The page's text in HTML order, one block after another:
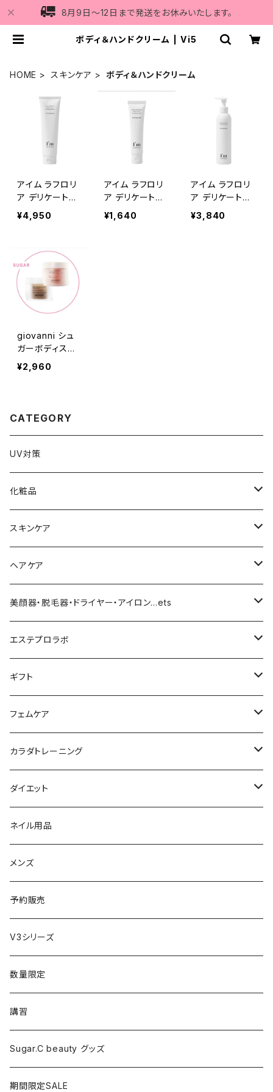
8月9日〜12日まで発送をお休みいたします。
ボディ＆ハンドクリーム | Vi5
HOME スキンケア ボディ＆ハンドクリーム
アイム ラフロリ
ア デリケートボ
ディクリームN 1
50g
¥4,950
アイム ラフロリ
ア デリケートボ
ディクリームN
ミニ30g
¥1,640
アイム ラフロリ
ア デリケートボ
ディウォッシュN
250ml
¥3,840
giovanni シュ
ガーボディスク
ラブ 260g
¥2,960
CATEGORY
UV対策
化粧品
化粧下地
ファンデーション／パウダー
クッションファンデーション
リキッドファンデ
マスカラ／眉毛／アイシャドー
リップ／チーク
アイライナー
日焼け止め
スキンケア
導入化粧水／化粧水
美容液／アイクリーム
クリーム・乳液
クレンジング／洗顔
パック
ボディ＆ハンドクリーム
セット販売
ヘアケア
ヘアシャンプー／トリートメント
つるりんちょ
ヘアケア
スタイリング剤
育毛
コーム
美顔器・脱毛器・ドライヤー・アイロン…ets
MY TREX（マイトレックス）
KINUJO （絹女）
ヤーマン
ダイソン
リュミエリーナ
エレクトロン
ラディアント
コテ／アイロン
美顔器／スチーマー
シャワーヘッド
マッサージ
ドライヤー
脱毛器
エステプロラボ
ファスティング
サプリ・ハーブティー
ギフト
【ギフトチケット】お店で使える
母の日ギフト
【ギフトチケット】オンラインサイトで使える
ギフトセット
フェムケア
洗う（フェミニンウォッシュ）
保湿（オイル・ミルク）
生理・ニオイ・ムレ ケア
インナーケア（乳酸菌・腸内環境サポート・更年期ケア）
カラダトレーニング
リラックスアイテム
ダイエット
サプリ
ドリンク
プロテイン
セット
グッズ
ネイル用品
メンズ
予約販売
V3シリーズ
数量限定
講習
Sugar.C beauty グッズ
期間限定SALE